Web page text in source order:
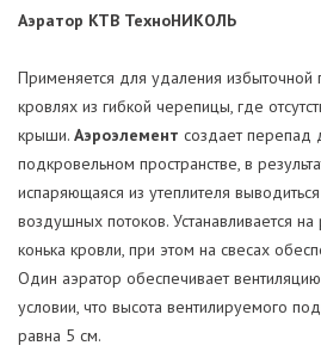
Аэратор КТВ ТехноНИКОЛЬ
Применяется для удаления избыточной
кровлях из гибкой черепицы, где
крыши. Аэроэлемент создает перепад
подкровельном пространстве, в
испаряющаяся из утеплителя
воздушных потоков. Устанавливается
конька кровли, при этом на свесах
Один аэратор обеспечивает
условии, что высота вентилируемого
равна 5 см.